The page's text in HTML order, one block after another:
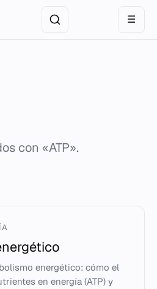
☰
con «ATP».
energético: cómo el
en energía (ATP) y